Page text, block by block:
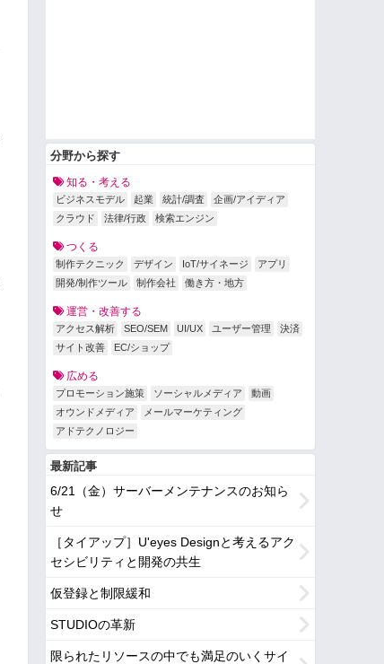
分野から探す
知る・考える
ビジネスモデル 起業 統計/調査
企画/アイディア
クラウド
法律/行政 検索エンジン
つくる
制作テクニック デザイン IoT/サイネージ
アプリ
開発/制作ツール
制作会社 働き方・地方
運営・改善する
アクセス解析 SEO/SEM UI/UX ユーザー管理
決済
サイト改善
EC/ショップ
広める
プロモーション施策 ソーシャルメディア
動画
オウンドメディア
メールマーケティング
アドテクノロジー
最新記事
6/21（金）サーバーメンテナンスのお知ら
せ
［タイアップ］U'eyes Designと考えるアク
セシビリティと開発の共生
仮登録と制限緩和
STUDIOの革新
限られたリソースの中でも満足のいくサイ